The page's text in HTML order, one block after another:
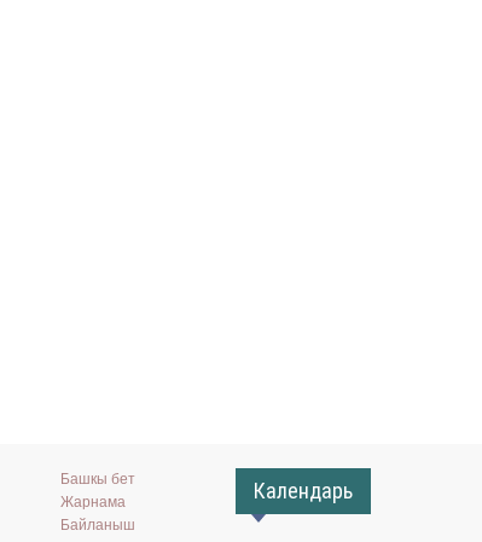
Башкы бет
Жарнама
Байланыш
Календарь